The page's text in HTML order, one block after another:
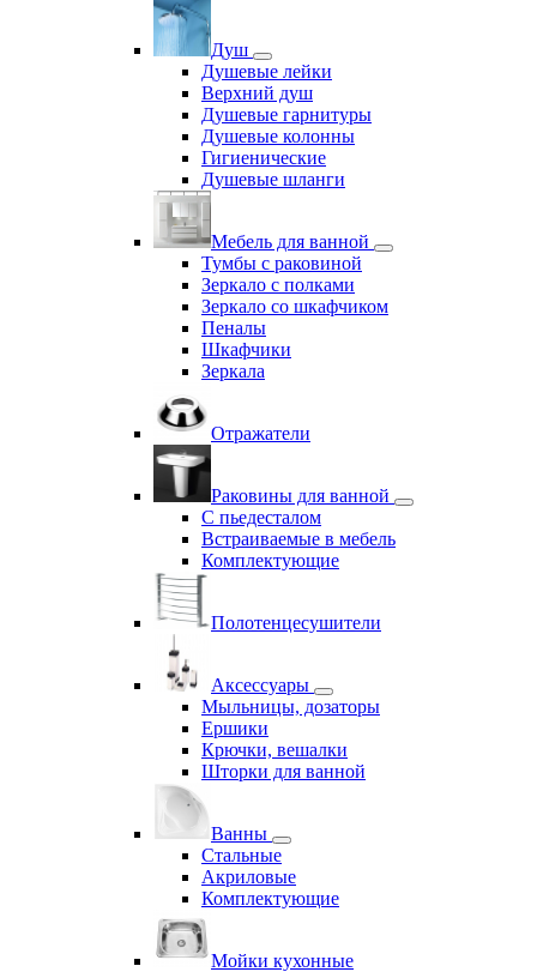
Душ
Душевые лейки
Верхний душ
Душевые гарнитуры
Душевые колонны
Гигиенические
Душевые шланги
Мебель для ванной
Тумбы с раковиной
Зеркало с полками
Зеркало со шкафчиком
Пеналы
Шкафчики
Зеркала
Отражатели
Раковины для ванной
С пьедесталом
Встраиваемые в мебель
Комплектующие
Полотенцесушители
Аксессуары
Мыльницы, дозаторы
Ершики
Крючки, вешалки
Шторки для ванной
Ванны
Стальные
Акриловые
Комплектующие
Мойки кухонные